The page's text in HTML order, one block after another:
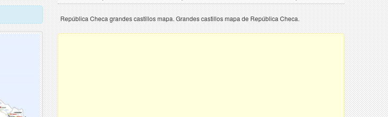
República Checa grandes castillos mapa. Grandes castillos mapa de República Checa.